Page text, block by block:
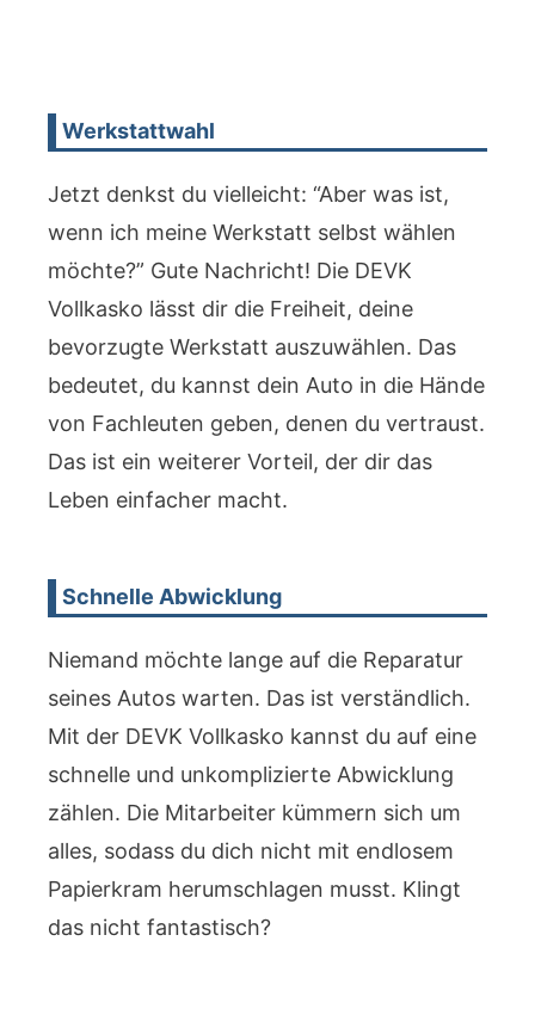
Werkstattwahl
Jetzt denkst du vielleicht: “Aber was ist,
wenn ich meine Werkstatt selbst wählen
möchte?” Gute Nachricht! Die DEVK
Vollkasko lässt dir die Freiheit, deine
bevorzugte Werkstatt auszuwählen. Das
bedeutet, du kannst dein Auto in die Hände
von Fachleuten geben, denen du vertraust.
Das ist ein weiterer Vorteil, der dir das
Leben einfacher macht.
Schnelle Abwicklung
Niemand möchte lange auf die Reparatur
seines Autos warten. Das ist verständlich.
Mit der DEVK Vollkasko kannst du auf eine
schnelle und unkomplizierte Abwicklung
zählen. Die Mitarbeiter kümmern sich um
alles, sodass du dich nicht mit endlosem
Papierkram herumschlagen musst. Klingt
das nicht fantastisch?